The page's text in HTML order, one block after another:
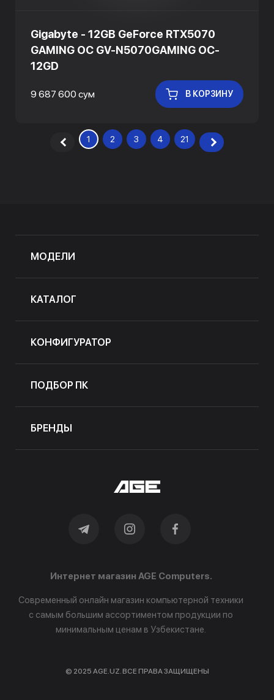
Gigabyte - 12GB GeForce RTX5070
GAMING OC GV-N5070GAMING OC-
12GD
9 687 600 сум В КОРЗИНУ
1 2 3 4 21
МОДЕЛИ
КАТАЛОГ
КОНФИГУРАТОР
ПОДБОР ПК
БРЕНДЫ
Интернет магазин AGE Computers.
Современный онлайн магазин компьютерной техники
с самым большим ассортиментом продукции по
минимальным ценам в Узбекистане.
© 2025 AGE.UZ. ВСЕ ПРАВА ЗАЩИЩЕНЫ